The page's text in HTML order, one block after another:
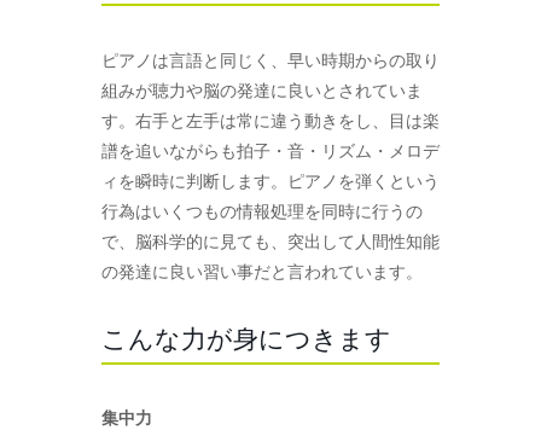
ピアノは言語と同じく、早い時期からの取り
組みが聴力や脳の発達に良いとされていま
す。右手と左手は常に違う動きをし、目は楽
譜を追いながらも拍子・音・リズム・メロデ
ィを瞬時に判断します。ピアノを弾くという
行為はいくつもの情報処理を同時に行うの
で、脳科学的に見ても、突出して人間性知能
の発達に良い習い事だと言われています。
こんな力が身につきます
集中力